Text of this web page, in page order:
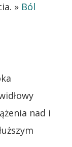
» Ból
nad i